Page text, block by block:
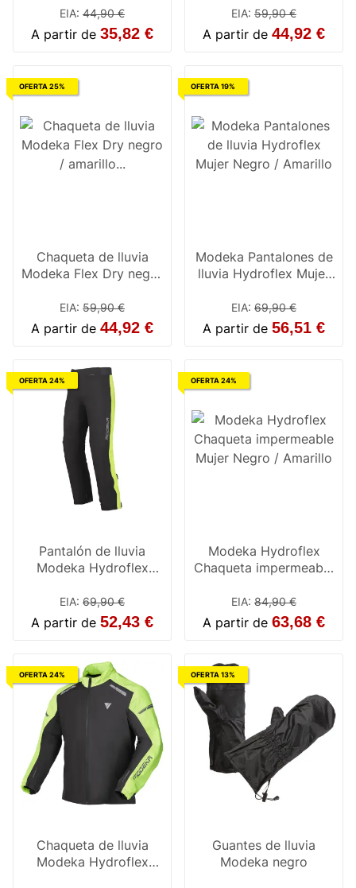
EIA: 44,90 €
A partir de 35,82 €
EIA: 59,90 €
A partir de 44,92 €
OFERTA 25%
Chaqueta de lluvia
Modeka Flex Dry negro
EIA: 59,90 €
A partir de 44,92 €
OFERTA 19%
Modeka Pantalones de
lluvia Hydroflex Mujer
EIA: 69,90 €
A partir de 56,51 €
OFERTA 24%
Pantalón de lluvia
Modeka Hydroflex
EIA: 69,90 €
A partir de 52,43 €
OFERTA 24%
Modeka Hydroflex
Chaqueta impermeable
EIA: 84,90 €
A partir de 63,68 €
OFERTA 24%
Chaqueta de lluvia
Modeka Hydroflex
OFERTA 13%
Guantes de lluvia
Modeka negro